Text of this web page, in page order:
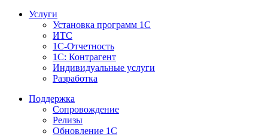
Услуги
Установка программ 1С
ИТС
1С-Отчетность
1С: Контрагент
Индивидуальные услуги
Разработка
Поддержка
Сопровождение
Релизы
Обновление 1С